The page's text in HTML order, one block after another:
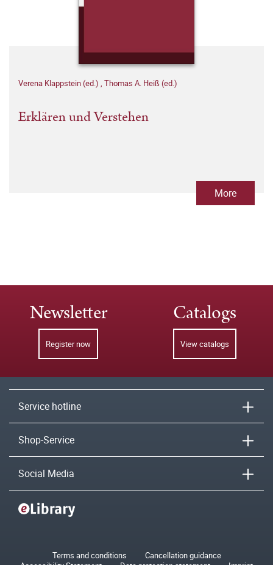
Verena Klappstein (ed.) , Thomas A. Heiß (ed.)
Erklären und Verstehen
More
Newsletter
Register now
Catalogs
View catalogs
Service hotline
Shop-Service
Social Media
Terms and conditions
Cancellation guidance